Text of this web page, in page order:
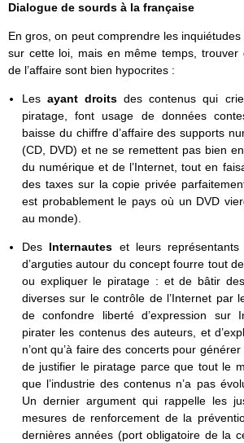
Dialogue de sourds à la française
En gros, on peut comprendre les
sur cette loi, mais en même temps, trouver
de l’affaire sont bien hypocrites :
Lesayant droitsdes contenus qui
piratage, font usage de données
baisse du chiffre d’affaire des supports
(CD, DVD) et ne se remettent pas bien
du numérique et de l’Internet, tout en
des taxes sur la copie privée
est probablement le pays où un DVD
au monde).
Des Internautes et leurs
d’arguties autour du concept fourre tout
ou expliquer le piratage : et de bâtir
diverses sur le contrôle de l’Internet par
de confondre liberté d’expression sur
pirater les contenus des auteurs, et
n’ont qu’à faire des concerts pour
de justifier le piratage parce que tout le
que l’industrie des contenus n’a pas
Un dernier argument qui rappelle les
mesures de renforcement de la
dernières années (port obligatoire de la